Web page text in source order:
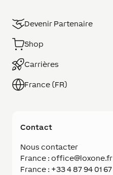
Devenir Partenaire
Shop
Carrières
France (FR)
Contact
Nous contacter
France : office@loxone.fr
France : +33 4 87 94 01 67